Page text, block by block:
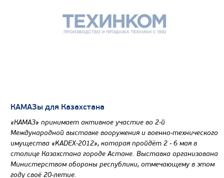
Узнать цену
КАМАЗы для Казахстана
«КАМАЗ» принимает активное участие во 2-й
Международной выставке вооружения и военно-технического
имущества «KADEX-2012», которая пройдёт 2 - 6 мая в
столице Казахстана городе Астане. Выставка организована
Министерством обороны республики, отмечающему в этом
году своё 20-летие.